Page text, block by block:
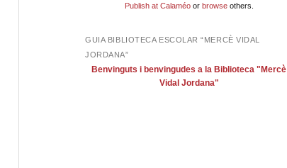
Publish at Calaméoor browseothers.
GUIA BIBLIOTECA ESCOLAR “MERCÈ VIDAL
JORDANA”
Benvinguts i benvingudes a la Biblioteca "Mercè
Vidal Jordana"